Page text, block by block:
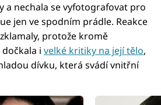
a nechala se vyfotografovat pro
jen ve spodním prádle. Reakce
protože kromě
i velké kritiky na její tělo,
dívku, která svádí vnitřní